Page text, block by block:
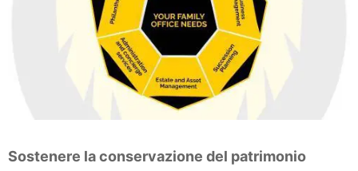
Sostenere la conservazione del patrimonio